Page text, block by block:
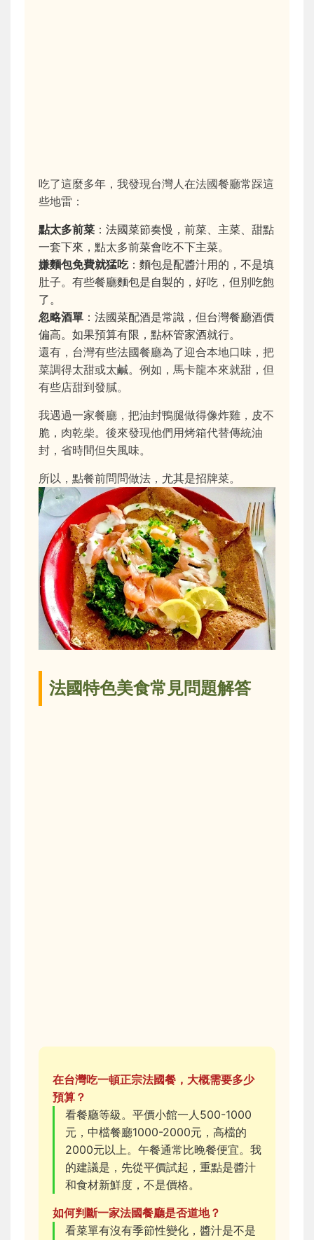
吃了這麼多年，我發現台灣人在法國餐廳常踩這
些地雷：
點太多前菜 ：法國菜節奏慢，前菜、主菜、甜點
一套下來，點太多前菜會吃不下主菜。
嫌麵包免費就猛吃：麵包是配醬汁用的，不是填
肚子。有些餐廳麵包是自製的，好吃，但別吃飽
了。
忽略酒單 ：法國菜配酒是常識，但台灣餐廳酒價
偏高。如果預算有限，點杯管家酒就行。
還有，台灣有些法國餐廳為了迎合本地口味，把
菜調得太甜或太鹹。例如，馬卡龍本來就甜，但
有些店甜到發膩。
我遇過一家餐廳，把油封鴨腿做得像炸雞，皮不
脆，肉乾柴。後來發現他們用烤箱代替傳統油
封，省時間但失風味。
所以，點餐前問問做法，尤其是招牌菜。
法國特色美食常見問題解答
在台灣吃一頓正宗法國餐，大概需要多少
預算？
看餐廳等級。平價小館一人500-1000
元，中檔餐廳1000-2000元，高檔的
2000元以上。午餐通常比晚餐便宜。我
的建議是，先從平價試起，重點是醬汁
和食材新鮮度，不是價格。
如何判斷一家法國餐廳是否道地？
看菜單有沒有季節性變化，醬汁是不是